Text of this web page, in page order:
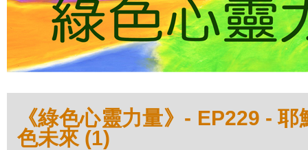
《綠色心靈力量》- EP229 -
色未來 (1)